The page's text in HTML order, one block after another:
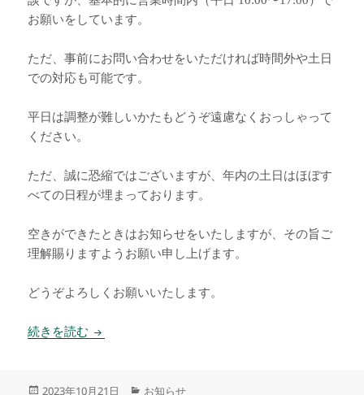
お願いをしています。
ただ、事前にお問い合わせをいただければ時間外や土日
での対応も可能です。
平日は調整が難しいかたもどうぞ遠慮なくおっしゃって
ください。
ただ、誠に恐縮ではございますが、年内の土日はほぼす
べての日程が埋まっております。
空きができたときはお知らせをいたしますが、その旨ご
理解賜りますようお願い申し上げます。
どうぞよろしくお願いいたします。
続きを読む お知らせ
投
2023年10月21日 カ
お知らせ